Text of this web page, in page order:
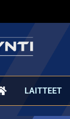
LAITTEET